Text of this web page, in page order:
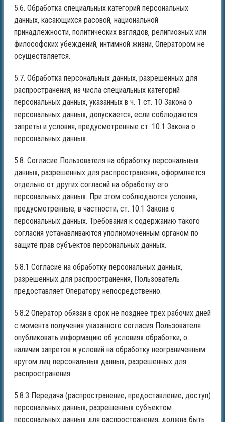
5.6. Обработка специальных категорий персональных
данных, касающихся расовой, национальной
принадлежности, политических взглядов, религиозных или
философских убеждений, интимной жизни, Оператором не
осуществляется.
5.7. Обработка персональных данных, разрешенных для
распространения, из числа специальных категорий
персональных данных, указанных в ч. 1 ст. 10 Закона о
персональных данных, допускается, если соблюдаются
запреты и условия, предусмотренные ст. 10.1 Закона о
персональных данных.
5.8. Согласие Пользователя на обработку персональных
данных, разрешенных для распространения, оформляется
отдельно от других согласий на обработку его
персональных данных. При этом соблюдаются условия,
предусмотренные, в частности, ст. 10.1 Закона о
персональных данных. Требования к содержанию такого
согласия устанавливаются уполномоченным органом по
защите прав субъектов персональных данных.
5.8.1 Согласие на обработку персональных данных,
разрешенных для распространения, Пользователь
предоставляет Оператору непосредственно.
5.8.2 Оператор обязан в срок не позднее трех рабочих дней
с момента получения указанного согласия Пользователя
опубликовать информацию об условиях обработки, о
наличии запретов и условий на обработку неограниченным
кругом лиц персональных данных, разрешенных для
распространения.
5.8.3 Передача (распространение, предоставление, доступ)
персональных данных, разрешенных субъектом
персональных данных для распространения, должна быть